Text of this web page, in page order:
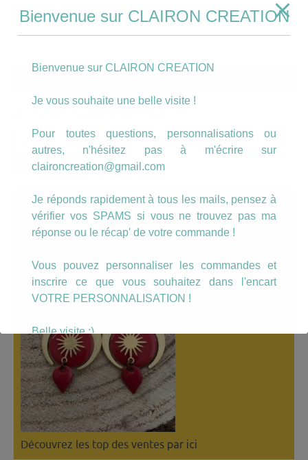
Recherche
pour :
Recherche
A LÀ UNE
Découvrez les top des ventes par ici
Bienvenue sur CLAIRON CREATION
Bienvenue sur CLAIRON CREATION
Je vous souhaite une belle visite !
Pour toutes questions, personnalisations ou
autres, n'hésitez pas à m'écrire sur
claironcreation@gmail.com
Je réponds rapidement à tous les mails, pensez à
vérifier vos SPAMS si vous ne trouvez pas ma
réponse ou le récap' de votre commande !
Vous pouvez personnaliser les commandes et
inscrire ce que vous souhaitez dans l'encart
VOTRE PERSONNALISATION !
Belle visite :)